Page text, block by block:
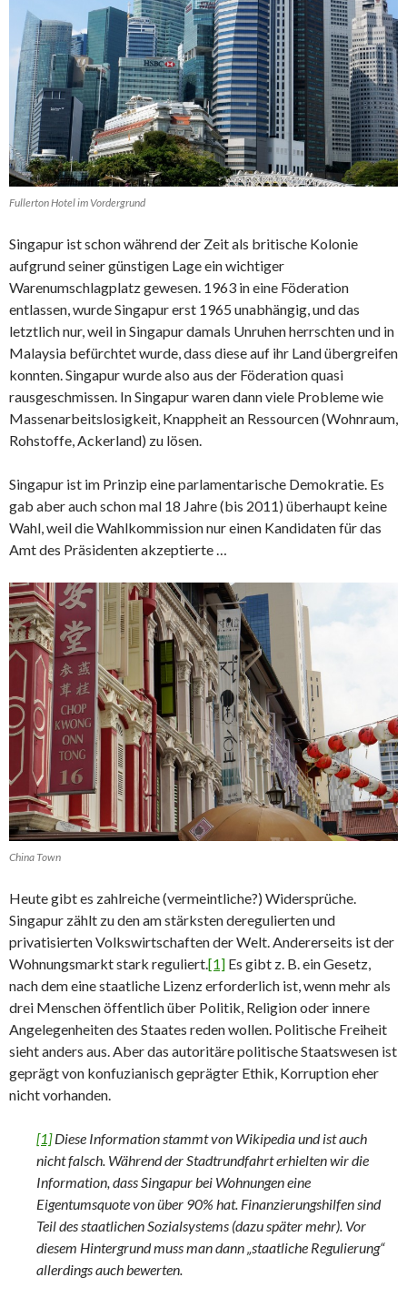
Fullerton Hotel im Vordergrund
Singapur ist schon während der Zeit als britische Kolonie
aufgrund seiner günstigen Lage ein wichtiger
Warenumschlagplatz gewesen. 1963 in eine Föderation
entlassen, wurde Singapur erst 1965 unabhängig, und das
letztlich nur, weil in Singapur damals Unruhen herrschten und in
Malaysia befürchtet wurde, dass diese auf ihr Land übergreifen
konnten. Singapur wurde also aus der Föderation quasi
rausgeschmissen. In Singapur waren dann viele Probleme wie
Massenarbeitslosigkeit, Knappheit an Ressourcen (Wohnraum,
Rohstoffe, Ackerland) zu lösen.
Singapur ist im Prinzip eine parlamentarische Demokratie. Es
gab aber auch schon mal 18 Jahre (bis 2011) überhaupt keine
Wahl, weil die Wahlkommission nur einen Kandidaten für das
Amt des Präsidenten akzeptierte …
China Town
Heute gibt es zahlreiche (vermeintliche?) Widersprüche.
Singapur zählt zu den am stärksten deregulierten und
privatisierten Volkswirtschaften der Welt. Andererseits ist der
Wohnungsmarkt stark reguliert.[1] Es gibt z. B. ein Gesetz,
nach dem eine staatliche Lizenz erforderlich ist, wenn mehr als
drei Menschen öffentlich über Politik, Religion oder innere
Angelegenheiten des Staates reden wollen. Politische Freiheit
sieht anders aus. Aber das autoritäre politische Staatswesen ist
geprägt von konfuzianisch geprägter Ethik, Korruption eher
nicht vorhanden.
[1]Diese Information stammt von Wikipedia und ist auch
nicht falsch. Während der Stadtrundfahrt erhielten wir die
Information, dass Singapur bei Wohnungen eine
Eigentumsquote von über 90% hat. Finanzierungshilfen sind
Teil des staatlichen Sozialsystems (dazu später mehr). Vor
diesem Hintergrund muss man dann „staatliche Regulierung“
allerdings auch bewerten.